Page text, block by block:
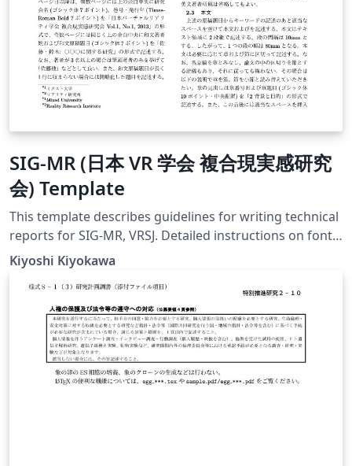
SIG-MR (日本 VR 学会 複合現実感研究
会) Template
This template describes guidelines for writing technical
reports for SIG-MR, VRSJ. Detailed instructions on font
size and styles of all elements in the paper, including
headers and footnotes, paper title and authors, section
and subsection headings, and reference list. Some
specific notes for respectively review and final papers
are also stated. All papers submitted for SIG-MR
workshops are expected to follow these guidelines: it is
very important for the aesthetic consistency of papers
through a volume that each author strictly follows the
Kiyoshi Kiyokawa